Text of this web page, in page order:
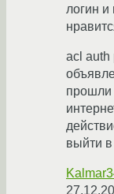
логин
acl auth
прошли
выйти в